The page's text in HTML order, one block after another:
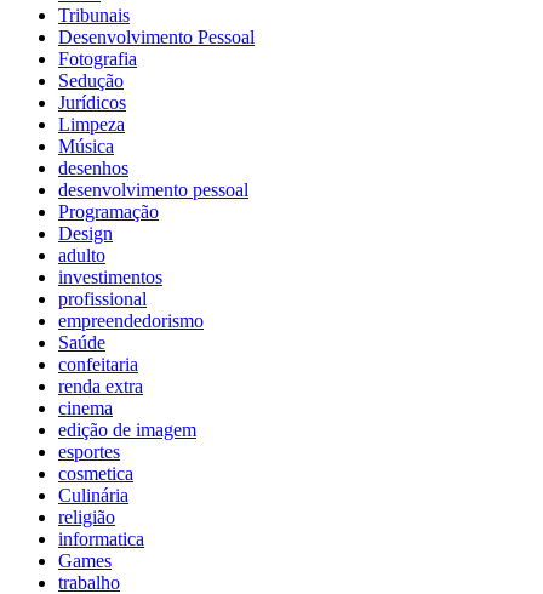
Tribunais
Desenvolvimento Pessoal
Fotografia
Sedução
Jurídicos
Limpeza
Música
desenhos
desenvolvimento pessoal
Programação
Design
adulto
investimentos
profissional
empreendedorismo
Saúde
confeitaria
renda extra
cinema
edição de imagem
esportes
cosmetica
Culinária
religião
informatica
Games
trabalho